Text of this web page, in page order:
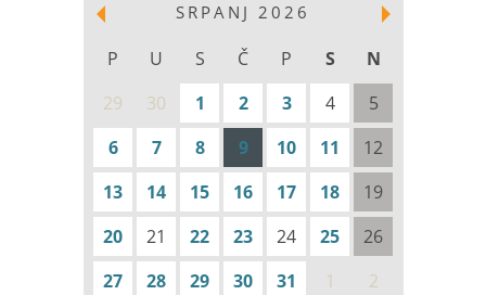
SRPANJ 2026
P U S Č P S
N
29
30 1 2 3 4
5
6
7 8 9 10 11
12
13
14 15 16 17 18
19
20
21 22 23 24 25
26
27
28 29 30 31 1 2